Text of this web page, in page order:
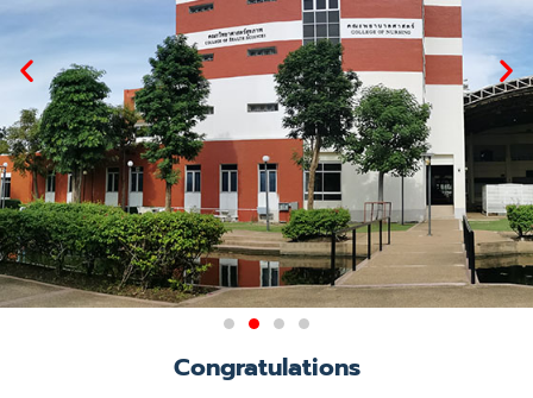
ผลการรับรองสถาบันการศึกษา
วิชาการพยาบาลและการ
Congratulations